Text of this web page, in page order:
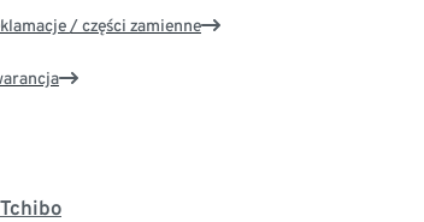
/ części zamienne